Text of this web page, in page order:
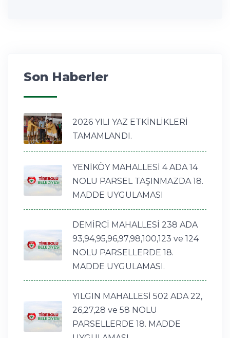
Son Haberler
2026 YILI YAZ ETKİNLİKLERİ
TAMAMLANDI.
YENİKÖY MAHALLESİ 4 ADA 14
NOLU PARSEL TAŞINMAZDA 18.
MADDE UYGULAMASI
DEMİRCİ MAHALLESİ 238 ADA
93,94,95,96,97,98,100,123 ve 124
NOLU PARSELLERDE 18.
MADDE UYGULAMASI.
YILGIN MAHALLESİ 502 ADA 22,
26,27,28 ve 58 NOLU
PARSELLERDE 18. MADDE